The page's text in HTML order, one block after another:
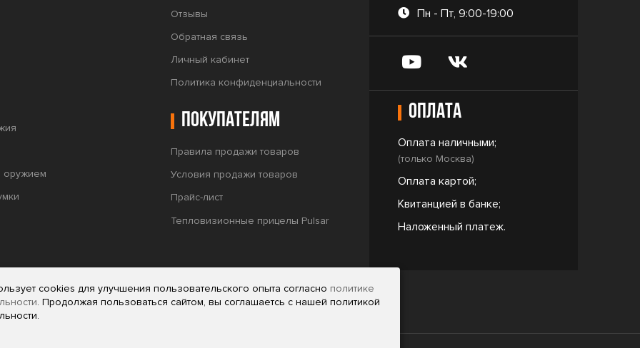
Пн - Пт, 9:00-19:00
Оплата
Оплата наличными;
(только Москва)
Оплата картой;
Квитанцией в банке;
Наложенный платеж.
оружием
Отзывы
Обратная связь
Личный кабинет
Политика конфиденциальности
Покупателям
Правила продажи товаров
Условия продажи товаров
Прайс-лист
Тепловизионные прицелы Pulsar
cookies для улучшения пользовательского опыта согласно политике
. Продолжая пользоваться сайтом, вы соглашаетсь с нашей политикой